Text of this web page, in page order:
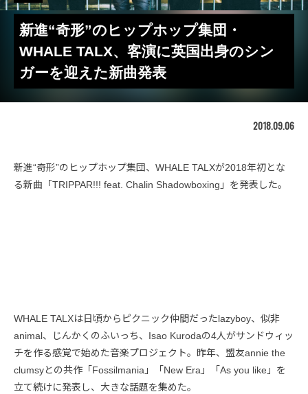
新進“奇形”のヒップホップ集団・
WHALE TALX、客演に英国出身のシン
ガーを迎えた新曲発表
2018.09.06
新進“奇形”のヒップホップ集団、WHALE TALXが2018年初とな
る新曲「TRIPPAR!!! feat. Chalin Shadowboxing」を発表した。
WHALE TALXは日頃からピクニック仲間だったlazyboy、似非
animal、じんかくのふいっち、Isao Kurodaの4人がサンドウィッ
チを作る感覚で始めた音楽プロジェクト。昨年、盟友annie the
clumsyとの共作「Fossilmania」「New Era」「As you like」を
立て続けに発表し、大きな話題を集めた。